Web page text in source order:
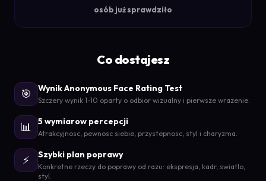
osób już sprawdziło
Co dostajesz
🎯 Wynik Anonymous Face Rating Test
Szczery wynik 1-10 oparty o odbior wizualny i pierwsze wrazenie.
📊 5 wymiarow percepcji
Atrakcyjnosc, pewnosc siebie, przystepnosc, styl i charyzma.
⚡ Szybki plan poprawy
Konkretne rzeczy do poprawy od razu: ekspresja, kadr, swiatlo,
styl.